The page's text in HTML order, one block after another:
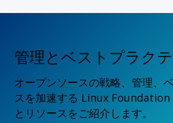
管理とベストプラク
オープンソースの戦略、管理、
スを加速する Linux Foundation
とリソースをご紹介します。